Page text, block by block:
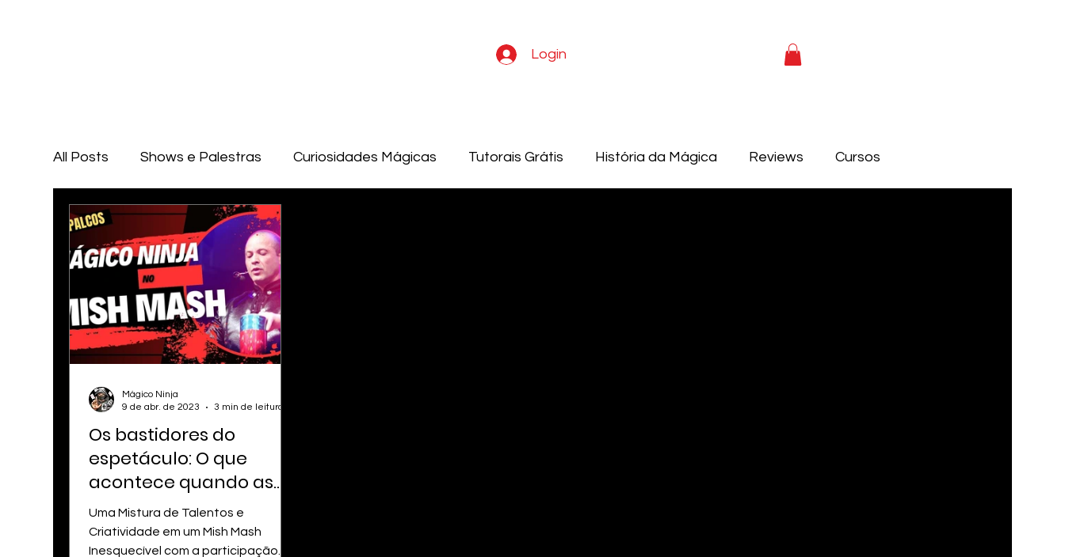
Login
All Posts Shows e Palestras Curiosidades Mágicas Tutorais Grátis História da Mágica Reviews Cursos
Os bastidores do
espetáculo: O que
acontece quando as
cortinas estão
fechadas? Mágico em
Uma Mistura de Talentos e
Criatividade em um Mish Mash
Inesquecível com a participação
Mágico Ninja
9 de abr. de 2023
3 min de leitura